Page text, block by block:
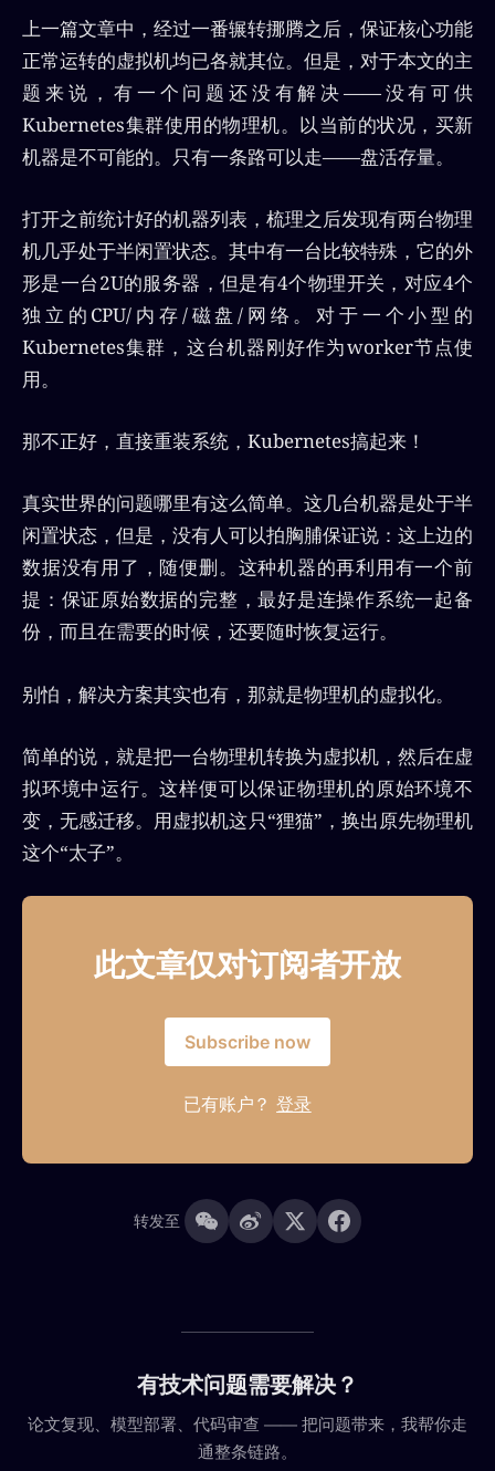
上一篇文章中，经过一番辗转挪腾之后，保证核心功能
正常运转的虚拟机均已各就其位。但是，对于本文的主
题来说，有一个问题还没有解决——没有可供
Kubernetes集群使用的物理机。以当前的状况，买新
机器是不可能的。只有一条路可以走——盘活存量。
打开之前统计好的机器列表，梳理之后发现有两台物理
机几乎处于半闲置状态。其中有一台比较特殊，它的外
形是一台2U的服务器，但是有4个物理开关，对应4个
独立的CPU/内存/磁盘/网络。对于一个小型的
Kubernetes集群，这台机器刚好作为worker节点使
用。
那不正好，直接重装系统，Kubernetes搞起来！
真实世界的问题哪里有这么简单。这几台机器是处于半
闲置状态，但是，没有人可以拍胸脯保证说：这上边的
数据没有用了，随便删。这种机器的再利用有一个前
提：保证原始数据的完整，最好是连操作系统一起备
份，而且在需要的时候，还要随时恢复运行。
别怕，解决方案其实也有，那就是物理机的虚拟化。
简单的说，就是把一台物理机转换为虚拟机，然后在虚
拟环境中运行。这样便可以保证物理机的原始环境不
变，无感迁移。用虚拟机这只“狸猫”，换出原先物理机
这个“太子”。
此文章仅对订阅者开放
Subscribe now
已有账户？登录
转发至
有技术问题需要解决？
论文复现、模型部署、代码审查 —— 把问题带来，我帮你走
通整条链路。